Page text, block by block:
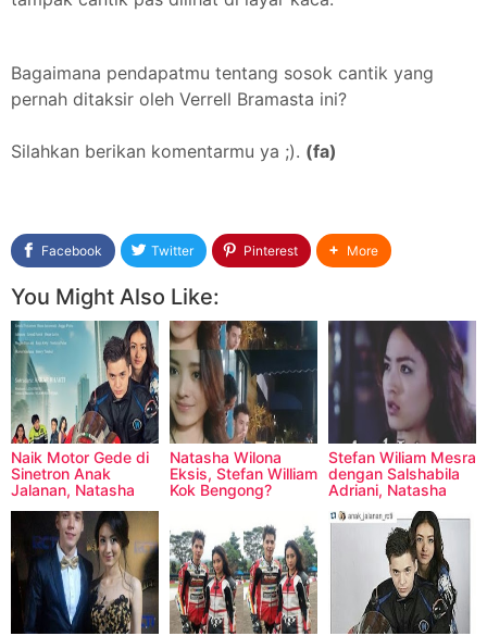
Bagaimana pendapatmu tentang sosok cantik yang
pernah ditaksir oleh Verrell Bramasta ini?
Silahkan berikan komentarmu ya ;). (fa)
Facebook Twitter Pinterest More
You Might Also Like:
Naik Motor Gede di
Sinetron Anak
Jalanan, Natasha
Natasha Wilona
Eksis, Stefan William
Kok Bengong?
Stefan Wiliam Mesra
dengan Salshabila
Adriani, Natasha